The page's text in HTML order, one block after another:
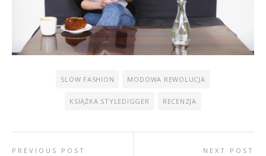
SLOW FASHION MODOWA REWOLUCJA
KSIĄŻKA STYLEDIGGER RECENZJA
PREVIOUS POST NEXT POST